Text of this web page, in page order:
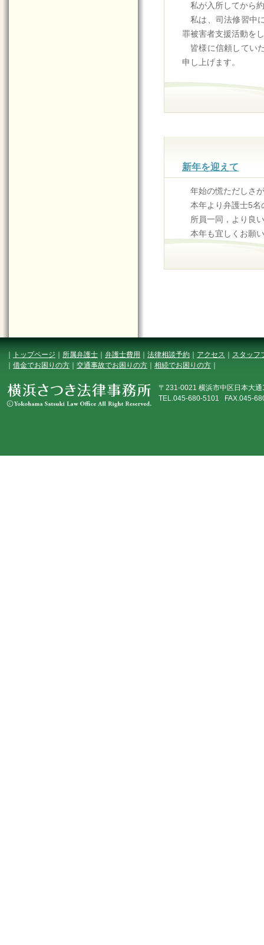
私が入所してから
私は、司法修習中
罪被害者支援活動を
皆様に信頼してい
申し上げます。
新年を迎えて
年始の慌ただしさ
本年より弁護士5
所員一同，より良
本年も宜しくお願
トップページ 所属弁護士 弁護士費用 法律相談予約 アクセス
スタッフ
借金でお困りの方 交通事故でお困りの方 相続でお困りの方
〒231-0021 横浜市中区日本大
TEL.045-680-5101 FAX.045-